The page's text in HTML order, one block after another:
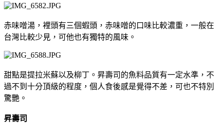
赤味噌湯，裡頭有三個蝦頭，赤味噌的口味比較濃重，一般在
台灣比較少見，可他也有獨特的風味。
甜點是提拉米蘇以及柳丁。昇壽司的魚料品質有一定水準，不
過不到十分頂級的程度，個人食後感是覺得不差，可也不特別
驚艷。
昇壽司